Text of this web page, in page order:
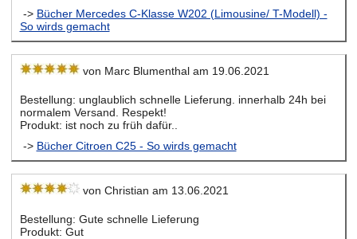
-> Bücher Mercedes C-Klasse W202 (Limousine/ T-Modell) -
So wirds gemacht
von Marc Blumenthal am 19.06.2021
Bestellung: unglaublich schnelle Lieferung. innerhalb 24h bei
normalem Versand. Respekt!
Produkt: ist noch zu früh dafür..
-> Bücher Citroen C25 - So wirds gemacht
von Christian am 13.06.2021
Bestellung: Gute schnelle Lieferung
Produkt: Gut